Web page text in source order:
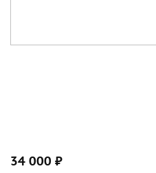
34 000 ₽